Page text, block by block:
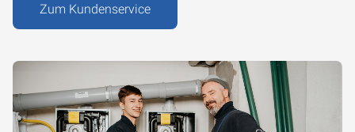
Zum Kundenservice